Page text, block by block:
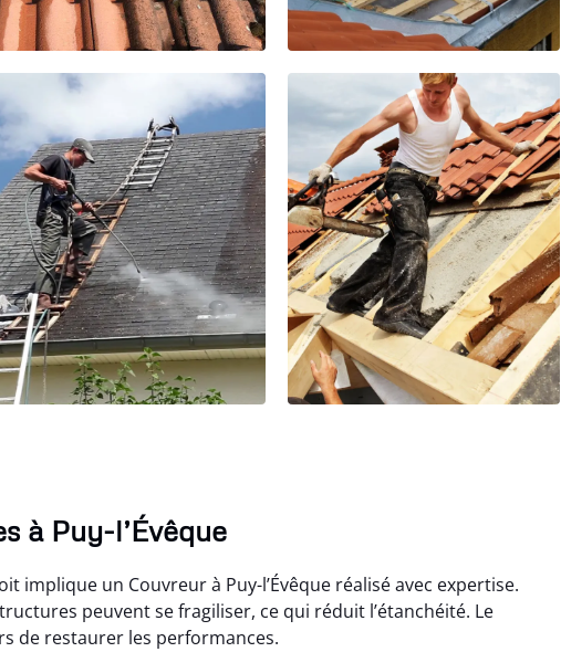
à Puy-l’Évêque
implique un Couvreur à Puy-l’Évêque réalisé avec expertise.
peuvent se fragiliser, ce qui réduit l’étanchéité. Le
de restaurer les performances.